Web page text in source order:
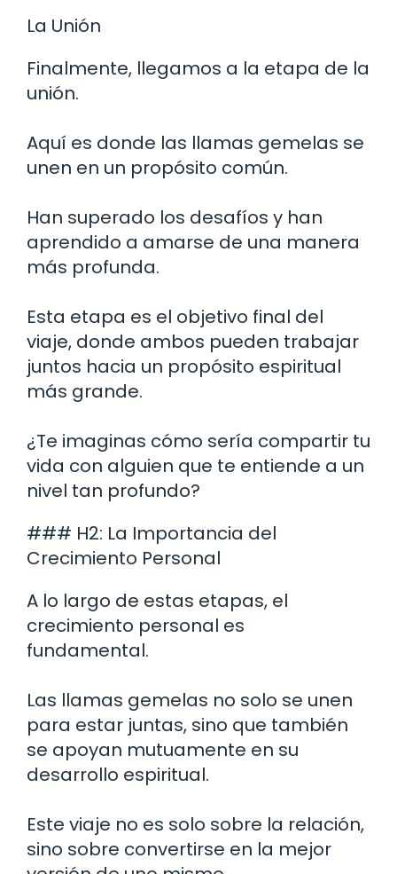
La Unión
Finalmente, llegamos a la etapa de la
unión.
Aquí es donde las llamas gemelas se
unen en un propósito común.
Han superado los desafíos y han
aprendido a amarse de una manera
más profunda.
Esta etapa es el objetivo final del
viaje, donde ambos pueden trabajar
juntos hacia un propósito espiritual
más grande.
¿Te imaginas cómo sería compartir tu
vida con alguien que te entiende a un
nivel tan profundo?
### H2: La Importancia del
Crecimiento Personal
A lo largo de estas etapas, el
crecimiento personal es
fundamental.
Las llamas gemelas no solo se unen
para estar juntas, sino que también
se apoyan mutuamente en su
desarrollo espiritual.
Este viaje no es solo sobre la relación,
sino sobre convertirse en la mejor